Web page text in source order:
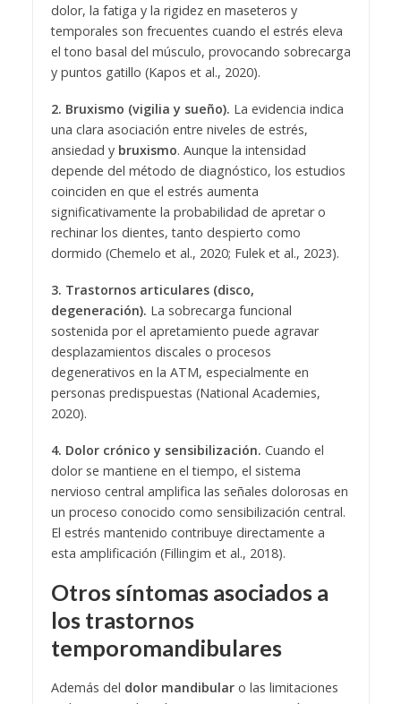
dolor, la fatiga y la rigidez en maseteros y
temporales son frecuentes cuando el estrés eleva
el tono basal del músculo, provocando sobrecarga
y puntos gatillo (Kapos et al., 2020).
2. Bruxismo (vigilia y sueño). La evidencia indica
una clara asociación entre niveles de estrés,
ansiedad y bruxismo. Aunque la intensidad
depende del método de diagnóstico, los estudios
coinciden en que el estrés aumenta
significativamente la probabilidad de apretar o
rechinar los dientes, tanto despierto como
dormido (Chemelo et al., 2020; Fulek et al., 2023).
3. Trastornos articulares (disco,
degeneración). La sobrecarga funcional
sostenida por el apretamiento puede agravar
desplazamientos discales o procesos
degenerativos en la ATM, especialmente en
personas predispuestas (National Academies,
2020).
4. Dolor crónico y sensibilización. Cuando el
dolor se mantiene en el tiempo, el sistema
nervioso central amplifica las señales dolorosas en
un proceso conocido como sensibilización central.
El estrés mantenido contribuye directamente a
esta amplificación (Fillingim et al., 2018).
Otros síntomas asociados a
los trastornos
temporomandibulares
Además del dolor mandibularo las limitaciones